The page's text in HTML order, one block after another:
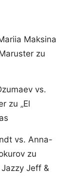
Maksina
zu
vs.
zu „El
vs. Anna-
zu
Jazzy Jeff &